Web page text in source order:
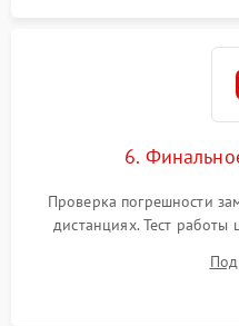
6.
Проверка погрешности
дистанциях. Тест работы
термограмм в память и
автономности работы и